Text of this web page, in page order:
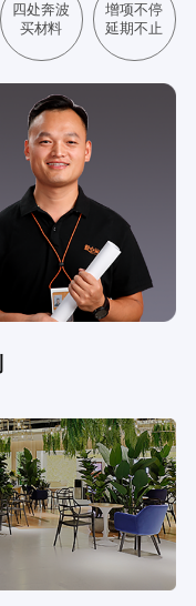
四处奔波
买材料
增项不停
延期不止